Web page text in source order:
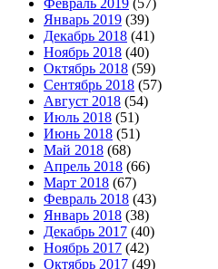
Февраль 2019 (57)
Январь 2019 (39)
Декабрь 2018 (41)
Ноябрь 2018 (40)
Октябрь 2018 (59)
Сентябрь 2018 (57)
Август 2018 (54)
Июль 2018 (51)
Июнь 2018 (51)
Май 2018 (68)
Апрель 2018 (66)
Март 2018 (67)
Февраль 2018 (43)
Январь 2018 (38)
Декабрь 2017 (40)
Ноябрь 2017 (42)
Октябрь 2017 (49)